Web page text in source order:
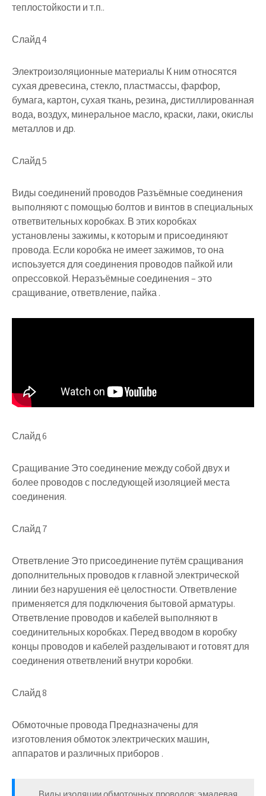
теплостойкости и т.п..
Слайд 4
Электроизоляционные материалы К ним относятся
сухая древесина, стекло, пластмассы, фарфор,
бумага, картон, сухая ткань, резина, дистиллированная
вода, воздух, минеральное масло, краски, лаки, окислы
металлов и др.
Слайд 5
Виды соединений проводов Разъёмные соединения
выполняют с помощью болтов и винтов в специальных
ответвительных коробках. В этих коробках
установлены зажимы, к которым и присоединяют
провода. Если коробка не имеет зажимов, то она
испоьзуется для соединения проводов пайкой или
опрессовкой. Неразъёмные соединения – это
сращивание, ответвление, пайка .
Слайд 6
Сращивание Это соединение между собой двух и
более проводов с последующей изоляцией места
соединения.
Слайд 7
Ответвление Это присоединение путём сращивания
дополнительных проводов к главной электрической
линии без нарушения её целостности. Ответвление
применяется для подключения бытовой арматуры.
Ответвление проводов и кабелей выполняют в
соединительных коробках. Перед вводом в коробку
концы проводов и кабелей разделывают и готовят для
соединения ответвлений внутри коробки.
Слайд 8
Обмоточные провода Предназначены для
изготовления обмоток электрических машин,
аппаратов и различных приборов .